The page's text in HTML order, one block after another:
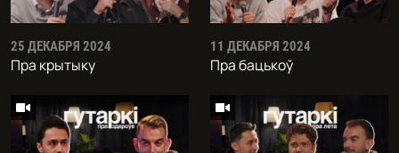
25 ДЕКАБРЯ 2024
Пра крытыку
11 ДЕКАБРЯ 2024
Пра бацькоў